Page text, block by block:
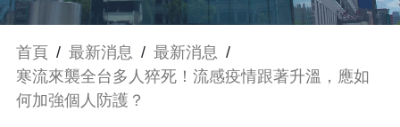
首頁 / 最新消息 / 最新消息 /
寒流來襲全台多人猝死！流感疫情跟著升溫，應如
何加強個人防護？